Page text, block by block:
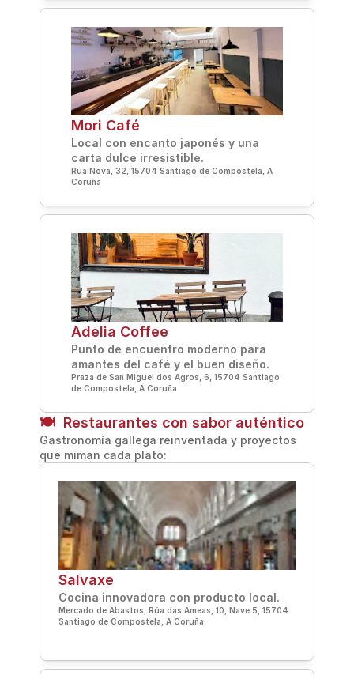
Mori Café
Local con encanto japonés y una
carta dulce irresistible.
Rúa Nova, 32, 15704 Santiago de Compostela, A
Coruña
Adelia Coffee
Punto de encuentro moderno para
amantes del café y el buen diseño.
Praza de San Miguel dos Agros, 6, 15704 Santiago
de Compostela, A Coruña
🍽️  Restaurantes con sabor auténtico
Gastronomía gallega reinventada y proyectos
que miman cada plato:
Salvaxe
Cocina innovadora con producto local.
Mercado de Abastos, Rúa das Ameas, 10, Nave 5, 15704
Santiago de Compostela, A Coruña